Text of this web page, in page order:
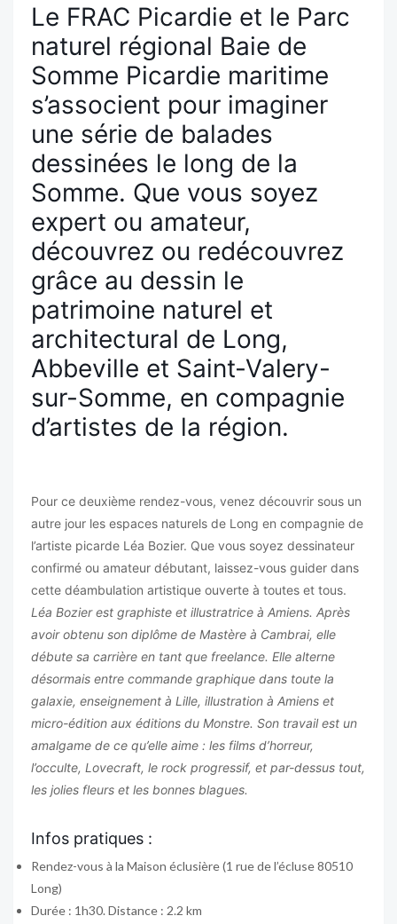
Le FRAC Picardie et le Parc
naturel régional Baie de
Somme Picardie maritime
s’associent pour imaginer
une série de balades
dessinées le long de la
Somme. Que vous soyez
expert ou amateur,
découvrez ou redécouvrez
grâce au dessin le
patrimoine naturel et
architectural de Long,
Abbeville et Saint-Valery-
sur-Somme, en compagnie
d’artistes de la région.
Pour ce deuxième rendez-vous, venez découvrir sous un
autre jour les espaces naturels de Long en compagnie de
l’artiste picarde Léa Bozier. Que vous soyez dessinateur
confirmé ou amateur débutant, laissez-vous guider dans
cette déambulation artistique ouverte à toutes et tous.
Léa Bozier est graphiste et illustratrice à Amiens. Après
avoir obtenu son diplôme de Mastère à Cambrai, elle
débute sa carrière en tant que freelance. Elle alterne
désormais entre commande graphique dans toute la
galaxie, enseignement à Lille, illustration à Amiens et
micro-édition aux éditions du Monstre. Son travail est un
amalgame de ce qu’elle aime : les films d’horreur,
l’occulte, Lovecraft, le rock progressif, et par-dessus tout,
les jolies fleurs et les bonnes blagues.
Infos pratiques :
Rendez-vous à la Maison éclusière (1 rue de l’écluse 80510
Long)
Durée : 1h30. Distance : 2.2 km